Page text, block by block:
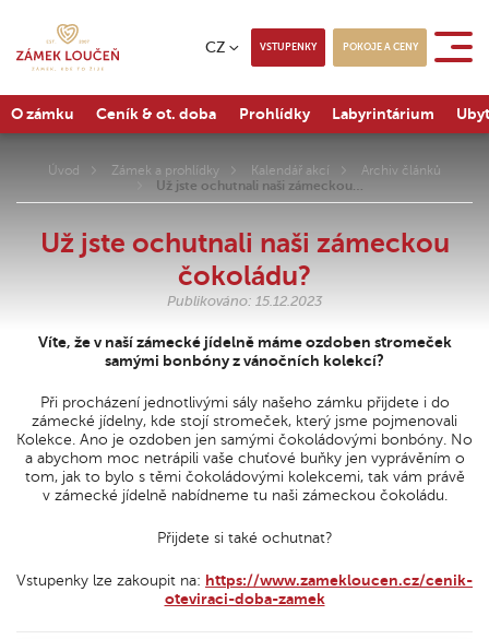
CZ VSTUPENKY POKOJE A CENY
O zámku Ceník & ot. doba Prohlídky Labyrintárium
Úvod Zámek a prohlídky Kalendář akcí
Archiv článků
Už jste ochutnali naši zámeckou…
Už jste ochutnali naši zámeckou
čokoládu?
Publikováno: 15.12.2023
Víte, že v naší zámecké jídelně máme ozdoben stromeček
samými bonbóny z vánočních kolekcí?
Při procházení jednotlivými sály našeho zámku přijdete i do
zámecké jídelny, kde stojí stromeček, který jsme pojmenovali
Kolekce. Ano je ozdoben jen samými čokoládovými bonbóny. No
a abychom moc netrápili vaše chuťové buňky jen vyprávěním o
tom, jak to bylo s těmi čokoládovými kolekcemi, tak vám právě
v zámecké jídelně nabídneme tu naši zámeckou čokoládu.
Přijdete si také ochutnat?
Vstupenky lze zakoupit na: https://www.zamekloucen.cz/cenik-
oteviraci-doba-zamek